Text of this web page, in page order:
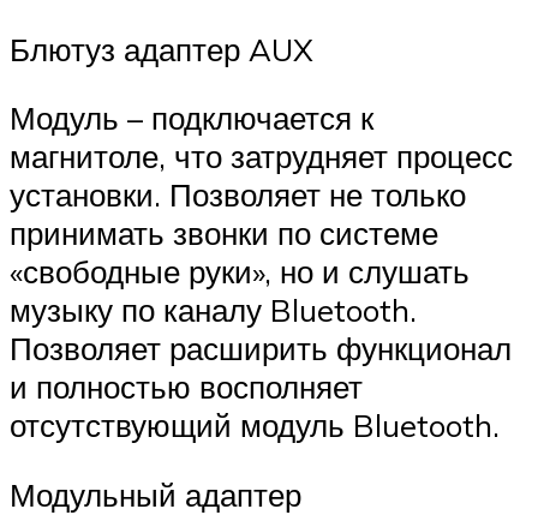
Блютуз адаптер AUX
Модуль – подключается к
магнитоле, что затрудняет процесс
установки. Позволяет не только
принимать звонки по системе
«свободные руки», но и слушать
музыку по каналу Bluetooth.
Позволяет расширить функционал
и полностью восполняет
отсутствующий модуль Bluetooth.
Модульный адаптер